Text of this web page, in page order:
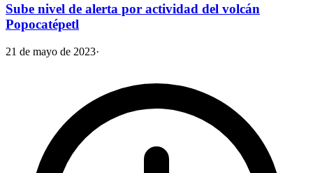
Sube nivel de alerta por actividad del volcán
Popocatépetl
21 de mayo de 2023·